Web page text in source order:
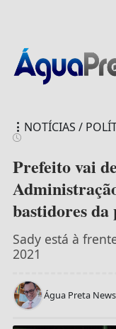
NOTÍCIAS /
Prefeito vai
bastidores
Sady está à
2021
Água Preta News